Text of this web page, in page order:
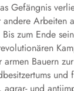
Gefängnis
andere Arbeiten
zum Ende
Bauern
und